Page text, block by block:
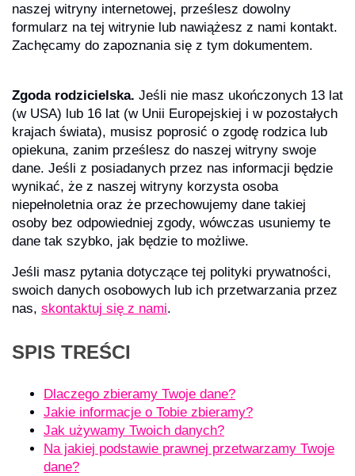
naszej witryny internetowej, prześlesz dowolny
formularz na tej witrynie lub nawiążesz z nami kontakt.
Zachęcamy do zapoznania się z tym dokumentem.
Zgoda rodzicielska. Jeśli nie masz ukończonych 13 lat
(w USA) lub 16 lat (w Unii Europejskiej i w pozostałych
krajach świata), musisz poprosić o zgodę rodzica lub
opiekuna, zanim prześlesz do naszej witryny swoje
dane. Jeśli z posiadanych przez nas informacji będzie
wynikać, że z naszej witryny korzysta osoba
niepełnoletnia oraz że przechowujemy dane takiej
osoby bez odpowiedniej zgody, wówczas usuniemy te
dane tak szybko, jak będzie to możliwe.
Jeśli masz pytania dotyczące tej polityki prywatności,
swoich danych osobowych lub ich przetwarzania przez
nas, skontaktuj się z nami.
SPIS TREŚCI
Dlaczego zbieramy Twoje dane?
Jakie informacje o Tobie zbieramy?
Jak używamy Twoich danych?
Na jakiej podstawie prawnej przetwarzamy Twoje
dane?